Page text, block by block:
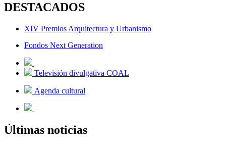
DESTACADOS
XIV Premios Arquitectura y Urbanismo
Fondos Next Generation
Televisión divulgativa COAL
Agenda cultural
Últimas noticias